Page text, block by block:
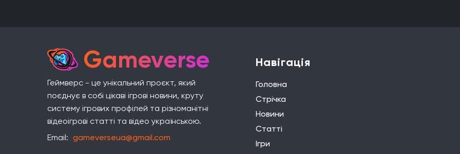
Gameverse
Геймверс - це унікальний проєкт, який
поєднує в собі цікаві ігрові новини, круту
систему ігрових профілей та різноманітні
відеоігрові статті та відео українською.
Email: gameverseua@gmail.com
Навігація
Головна
Стрічка
Новини
Статті
Ігри